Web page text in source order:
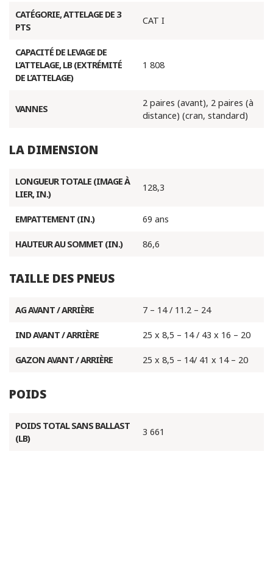
CATÉGORIE, ATTELAGE DE 3
PTS
CAT I
CAPACITÉ DE LEVAGE DE
L’ATTELAGE, LB (EXTRÉMITÉ
DE L’ATTELAGE)
1 808
VANNES
2 paires (avant), 2 paires (à
distance) (cran, standard)
LA DIMENSION
LONGUEUR TOTALE (IMAGE À
LIER, IN.)
128,3
EMPATTEMENT (IN.) 69 ans
HAUTEUR AU SOMMET (IN.) 86,6
TAILLE DES PNEUS
AG AVANT / ARRIÈRE 7 – 14 / 11.2 – 24
IND AVANT / ARRIÈRE 25 x 8,5 – 14 / 43 x 16 – 20
GAZON AVANT / ARRIÈRE 25 x 8,5 – 14/ 41 x 14 – 20
POIDS
POIDS TOTAL SANS BALLAST
(LB)
3 661